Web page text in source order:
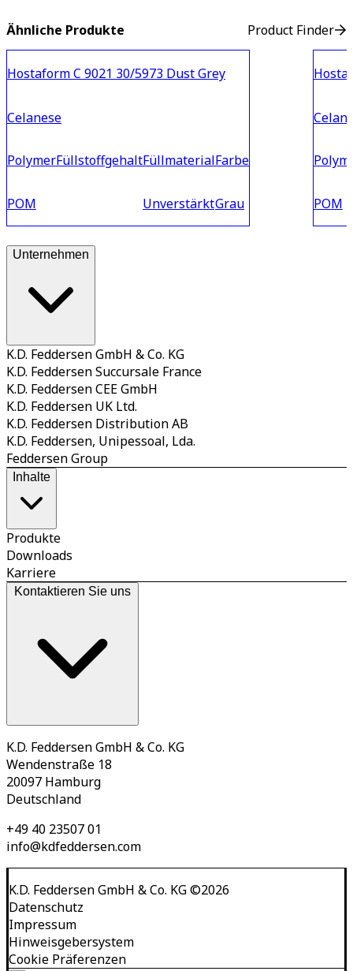
Ähnliche Produkte Product Finder
Hostaform C 9021 30/5973 Dust Grey
Celanese
Polymer
POM
FüllstoffgehaltFüllmaterial
Unverstärkt
Farbe
Grau POM
Unternehmen
K.D. Feddersen GmbH & Co. KG
K.D. Feddersen Succursale France
K.D. Feddersen CEE GmbH
K.D. Feddersen UK Ltd.
K.D. Feddersen Distribution AB
K.D. Feddersen, Unipessoal, Lda.
Feddersen Group
Inhalte
Produkte
Downloads
Karriere
K.D. Feddersen GmbH & Co. KG
Wendenstraße 18
20097 Hamburg
Deutschland
+49 40 23507 01
info@kdfeddersen.com
K.D. Feddersen GmbH & Co. KG©2026
Datenschutz
Impressum
Hinweisgebersystem
Cookie Präferenzen